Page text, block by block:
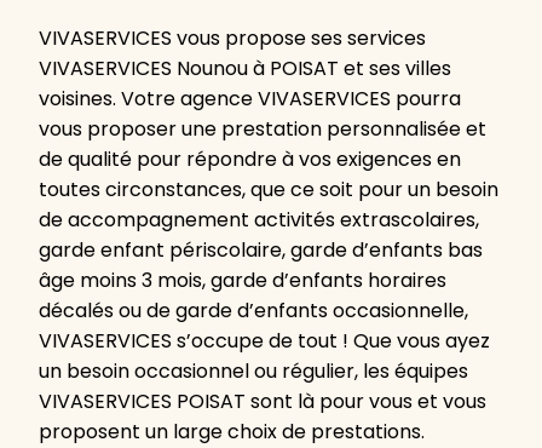
VIVASERVICES vous propose ses services
VIVASERVICES Nounou à POISAT et ses villes
voisines. Votre agence VIVASERVICES pourra
vous proposer une prestation personnalisée et
de qualité pour répondre à vos exigences en
toutes circonstances, que ce soit pour un besoin
de accompagnement activités extrascolaires,
garde enfant périscolaire, garde d’enfants bas
âge moins 3 mois, garde d’enfants horaires
décalés ou de garde d’enfants occasionnelle,
VIVASERVICES s’occupe de tout ! Que vous ayez
un besoin occasionnel ou régulier, les équipes
VIVASERVICES POISAT sont là pour vous et vous
proposent un large choix de prestations.